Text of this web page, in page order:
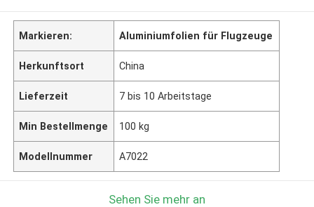
Markieren: Aluminiumfolien für Flugzeuge
Herkunftsort China
Lieferzeit 7 bis 10 Arbeitstage
Min Bestellmenge 100 kg
Modellnummer A7022
Sehen Sie mehr an